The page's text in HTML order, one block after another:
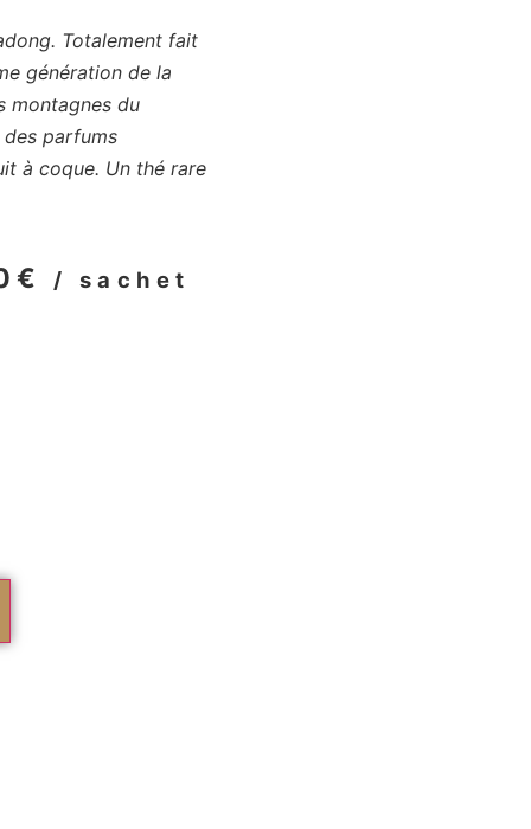
Totalement fait
génération de la
montagnes du
parfums
à coque. Un thé rare
€ / sachet